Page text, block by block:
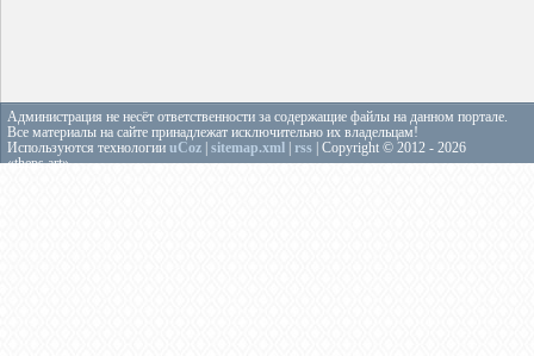
Администрация не несёт ответственности за содержащие файлы на данном портале.
Все материалы на сайте принадлежат исключительно их владельцам!
Используются технологии uCoz sitemap.xml rss | Copyright © 2012 - 2026
«theps.art»